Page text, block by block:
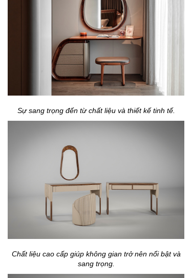
Sự sang trọng đến từ chất liệu và thiết kế tinh tế.
Chất liệu cao cấp giúp không gian trở nên nổi bật và
sang trọng.